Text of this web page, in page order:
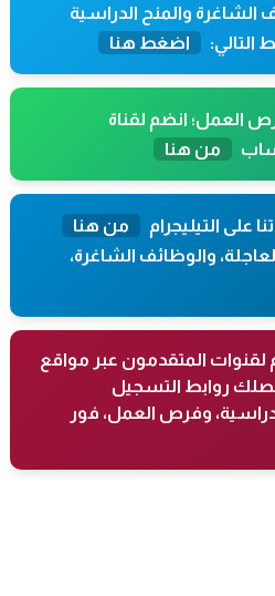
والمنح الدراسية
التالي:
اضغط هنا
العمل؛ انضم لقناة
من هنا
على التيليجرام
من هنا
والوظائف الشاغرة،
لقنوات المتقدمون عبر مواقع
روابط التسجيل
وفرص العمل، فور